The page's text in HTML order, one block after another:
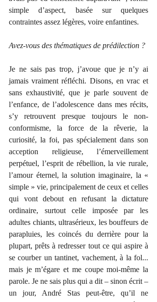
simple d’aspect, basée sur quelques
contraintes assez légères, voire enfantines.
Avez-vous des thématiques de prédilection ?
Je ne sais pas trop, j’avoue que je n’y ai
jamais vraiment réfléchi. Disons, en vrac et
sans exhaustivité, que je parle souvent de
l’enfance, de l’adolescence dans mes récits,
s’y retrouvent presque toujours le non-
conformisme, la force de la rêverie, la
curiosité, la foi, pas spécialement dans son
acception religieuse, l’émerveillement
perpétuel, l’esprit de rébellion, la vie rurale,
l’amour éternel, la solution imaginaire, la «
simple » vie, principalement de ceux et celles
qui vont debout en refusant la dictature
ordinaire, surtout celle imposée par les
adultes chiants, ultrasérieux, les bouffeurs de
parapluies, les coincés du derrière pour la
plupart, prêts à redresser tout ce qui aspire à
se courber un tantinet, vachement, à la fol...
mais je m’égare et me coupe moi-même la
parole. Je ne sais plus qui a dit – sinon écrit –
un jour, André Stas peut-être, qu’il ne